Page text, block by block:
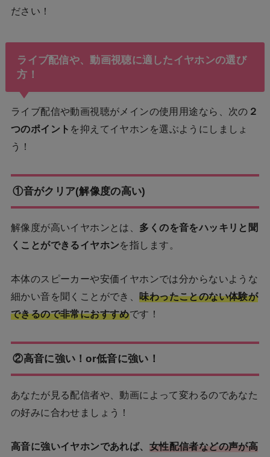
ださい！
ライブ配信や、動画視聴に適したイヤホンの選び
方！
ライブ配信や動画視聴がメインの使用用途なら、次の ２
つのポイント を抑えてイヤホンを選ぶようにしましょ
う！
①音がクリア(解像度の高い)
解像度が高いイヤホンとは、 多くのを音をハッキリと聞
くことができるイヤホンを指します。
本体のスピーカーや安価イヤホンでは分からないような
細かい音を聞くことができ、味わったことのない体験が
できるので非常におすすめです！
②高音に強い！or低音に強い！
あなたが見る配信者や、動画によって変わるのであなた
の好みに合わせましょう！
高音に強いイヤホンであれば、 女性配信者などの声が高